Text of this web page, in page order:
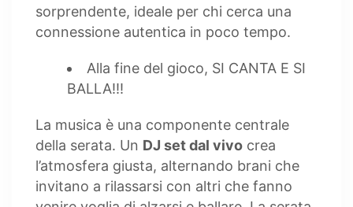
sorprendente, ideale per chi cerca una
connessione autentica in poco tempo.
Alla fine del gioco, SI CANTA E SI
BALLA!!!
La musica è una componente centrale
della serata. Un DJ set dal vivo crea
l’atmosfera giusta, alternando brani che
invitano a rilassarsi con altri che fanno